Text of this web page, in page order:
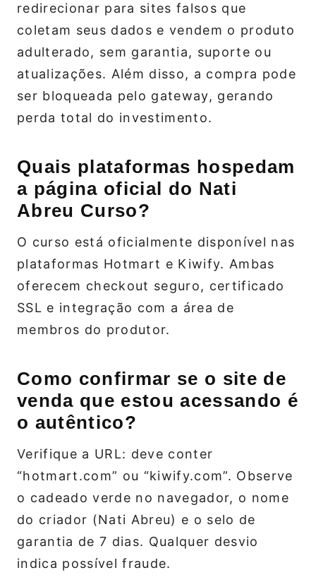
redirecionar para sites falsos que
coletam seus dados e vendem o produto
adulterado, sem garantia, suporte ou
atualizações. Além disso, a compra pode
ser bloqueada pelo gateway, gerando
perda total do investimento.
Quais plataformas hospedam
a página oficial do Nati
Abreu Curso?
O curso está oficialmente disponível nas
plataformas Hotmart e Kiwify. Ambas
oferecem checkout seguro, certificado
SSL e integração com a área de
membros do produtor.
Como confirmar se o site de
venda que estou acessando é
o autêntico?
Verifique a URL: deve conter
“hotmart.com” ou “kiwify.com”. Observe
o cadeado verde no navegador, o nome
do criador (Nati Abreu) e o selo de
garantia de 7 dias. Qualquer desvio
indica possível fraude.